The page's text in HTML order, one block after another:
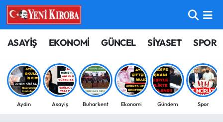
ASAYİŞ EKONOMİ GÜNCEL SİYASET SPOR
Aydın Asayiş Buharkent Ekonomi Gündem Spor
ASAYİŞ
BİLİM-TEKNOLOJİ
ÇEVRE
Aydın Nöbetçi Eczaneler
Aydın Hava Durumu
Aydin Namaz Vakitleri